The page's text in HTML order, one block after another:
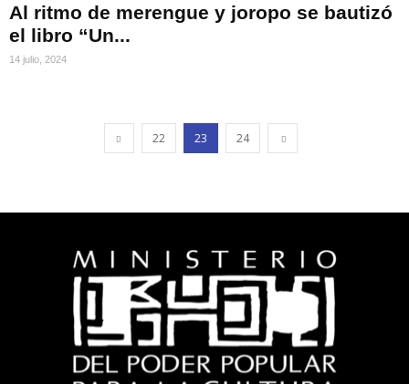
Al ritmo de merengue y joropo se bautizó
el libro “Un...
14 julio, 2024
22 23 24